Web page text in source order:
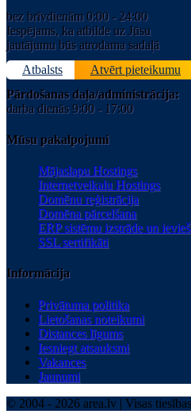
bez brīvdienām 0:00 - 24:00
Iespējams, ka atbilde uz Jūsu
jautājumu būs atrodama sadaļā
Atbalsts
Atvērt pieteikumu
Pārdošanas daļa/administrācija:
darba dienās 9:00 - 17:00
Mūsu pakalpojumi
Mājaslapu Hostings
Internetveikalu Hostings
Domēnu reģistrācija
Domēna pārcelšana
ERP sistēmu izstrāde un
SSL sertifikāti
Informācija
Privātuma politika
Lietošanas noteikumi
Distances līgums
Iesniegt atsauksmi
Vakances
Jaunumi
© 2004 - 2026 area.lv | Visas